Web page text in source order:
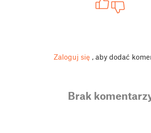
Zaloguj się , aby dodać
Brak